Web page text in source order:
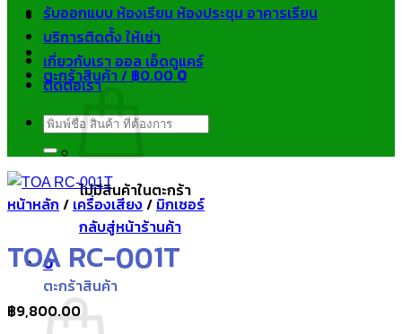
ตะกร้าสินค้า /฿0.000
ไม่มีสินค้าในตะกร้า
กลับสู่หน้าร้านค้า
0
ตะกร้าสินค้า
รับออกแบบ ห้องเรียน ห้องประชุม อาคารเรียน
บริการติดตั้ง ให้เช่า
เกี่ยวกับเรา ออล เอ็ดดูแคร์
ติดต่อเรา
ค้นหา:
หน้าหลัก / เครื่องเสียง/ มิกเซอร์
TOA RC-001T
฿9,800.00